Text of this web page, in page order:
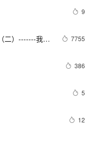
9
二）-------我的
7755
386
5
12